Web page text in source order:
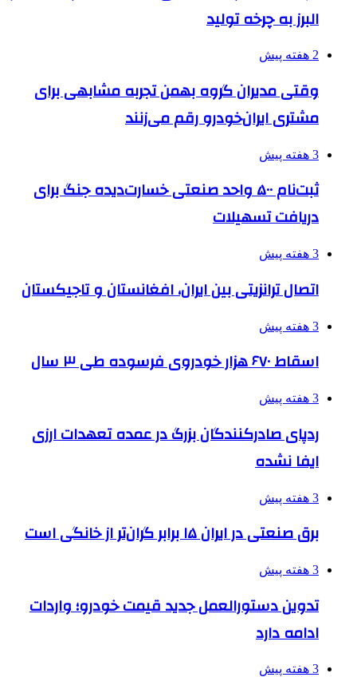
البرز به چرخه تولید
2 هفته پیش
وقتی مدیران گروه بهمن تجربه مشابهی برای
مشتری ایران‌خودرو رقم می‌زنند
3 هفته پیش
ثبت‌نام ۵۰۰ واحد صنعتی خسارت‌دیده جنگ برای
دریافت تسهیلات
3 هفته پیش
اتصال ترانزیتی بین ایران، افغانستان و تاجیکستان
3 هفته پیش
اسقاط ۶۷۰ هزار خودروی فرسوده طی ۳ سال
3 هفته پیش
ردپای صادرکنندگان بزرگ در عمده تعهدات ارزی
ایفا نشده
3 هفته پیش
برق صنعتی در ایران ۱۵ برابر گران‌تر از خانگی است
3 هفته پیش
تدوین دستورالعمل جدید قیمت خودرو؛ واردات
ادامه دارد
3 هفته پیش